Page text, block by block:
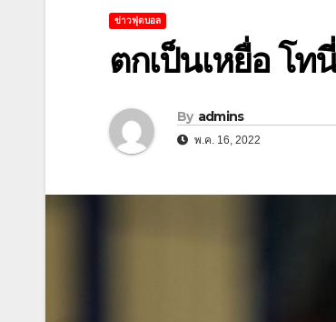
ข่าวฟุตบอล
ตกเป็นเหยื่อ โท
By admins
พ.ค. 16, 2022